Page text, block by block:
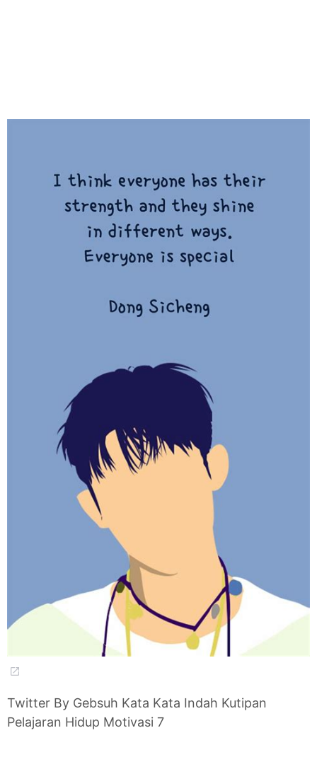
Twitter By Gebsuh Kata Kata Indah Kutipan
Pelajaran Hidup Motivasi 7